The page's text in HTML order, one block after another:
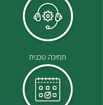
תמיכה טכנית